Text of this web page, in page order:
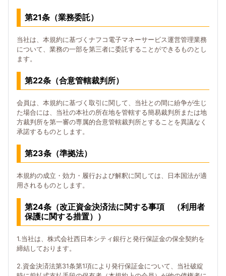
第21条（業務委託）
当社は、本規約に基づくナフコ電子マネーサービス運営管理業務
について、業務の一部を第三者に委託することができるものとし
ます。
第22条（合意管轄裁判所）
会員は、本規約に基づく取引に関して、当社との間に紛争が生じ
た場合には、当社の本社の所在地を管轄する簡易裁判所または地
方裁判所を第一審の専属的合意管轄裁判所とすることを異議なく
承諾するものとします。
第23条（準拠法）
本規約の成立・効力・履行および解釈に関しては、日本国法が適
用されるものとします。
第24条（改正資金決済法に関する事項 （利用者
保護に関する措置））
1.当社は、株式会社西日本シティ銀行と発行保証金の保全契約を
締結しております。
2.資金決済法第31条第1項により発行保証金について、当社破綻